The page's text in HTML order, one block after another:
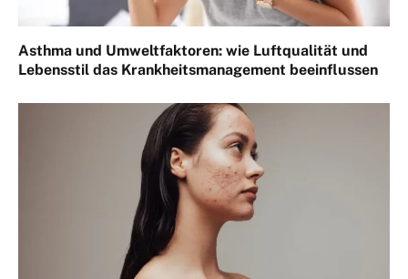
Asthma und Umweltfaktoren: wie Luftqualität und
Lebensstil das Krankheitsmanagement beeinflussen